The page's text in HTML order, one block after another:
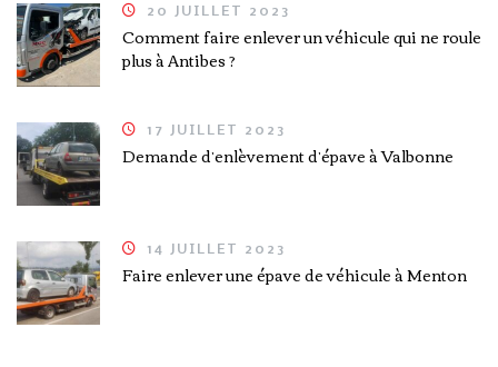
20 JUILLET 2023
Comment faire enlever un véhicule qui ne roule
plus à Antibes ?
17 JUILLET 2023
Demande d’enlèvement d’épave à Valbonne
14 JUILLET 2023
Faire enlever une épave de véhicule à Menton